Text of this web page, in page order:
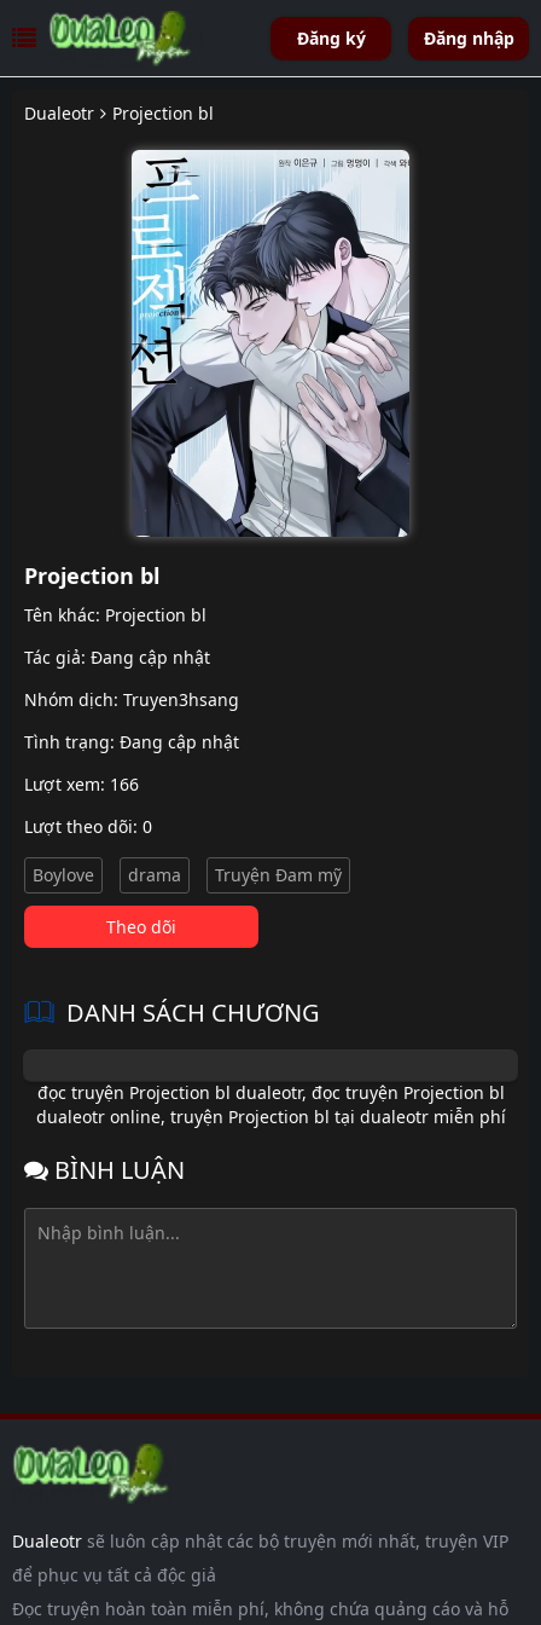
Đăng ký Đăng nhập
Dualeotr Projection bl
Projection bl
Tên khác: Projection bl
Tác giả: Đang cập nhật
Nhóm dịch: Truyen3hsang
Tình trạng: Đang cập nhật
Lượt xem: 166
Lượt theo dõi: 0
Boylove drama Truyện Đam mỹ
Theo dõi
DANH SÁCH CHƯƠNG
đọc truyện Projection bl dualeotr, đọc truyện Projection bl
dualeotr online, truyện Projection bl tại dualeotr miễn phí
BÌNH LUẬN
Dualeotr sẽ luôn cập nhật các bộ truyện mới nhất, truyện VIP
để phục vụ tất cả độc giả
Đọc truyện hoàn toàn miễn phí, không chứa quảng cáo và hỗ